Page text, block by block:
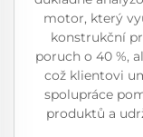
motor, který
konstrukční
poruch o 40 %,
což klientovi
spolupráce
produktů a